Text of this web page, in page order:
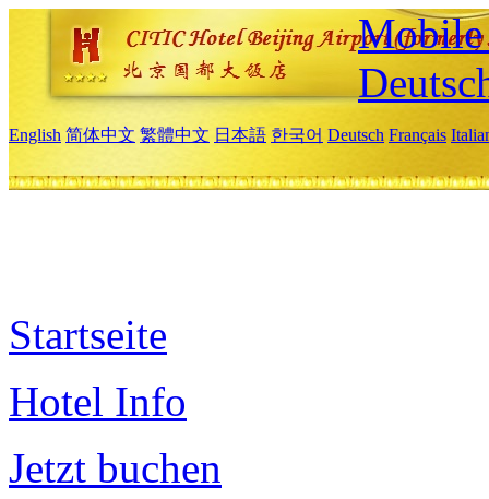
Mobile
English 简体中文 繁體中文 日本語 한국어 Deutsch Français
Startseite
Hotel Info
Jetzt buchen